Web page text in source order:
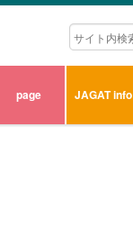
page JAGAT info